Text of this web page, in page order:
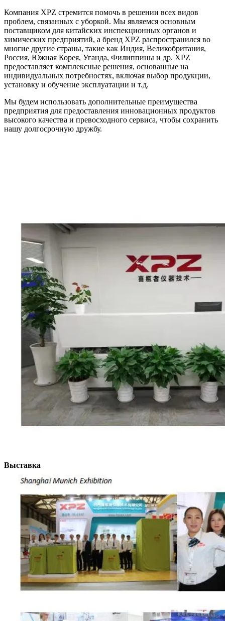
Компания XPZ стремится помочь в решении всех видов
проблем, связанных с уборкой. Мы являемся основным
поставщиком для китайских инспекционных органов и
химических предприятий, а бренд XPZ распространился во
многие другие страны, такие как Индия, Великобритания,
Россия, Южная Корея, Уганда, Филиппины и др. XPZ
предоставляет комплексные решения, основанные на
индивидуальных потребностях, включая выбор продукции,
установку и обучение эксплуатации и т.д.
Мы будем использовать дополнительные преимущества
предприятия для предоставления инновационных продуктов
высокого качества и превосходного сервиса, чтобы сохранить
нашу долгосрочную дружбу.
Выставка